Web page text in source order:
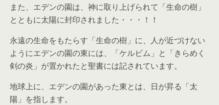
また、エデンの園は、神に取り上げられて「生命の樹」
とともに太陽に封印されました・・・！！
永遠の生命をもたらす「生命の樹」に、人が近づけない
ようにエデンの園の東には、「ケルビム」と「きらめく
剣の炎」が置かれたと聖書には記されています。
地球上に、エデンの園があった東とは、日が昇る「太
陽」を指します。